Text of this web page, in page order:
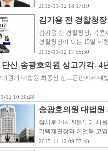
2015-11-12 18:17:10
김기용 전 경찰청
김기용 전 경찰청장, 북콘
경찰청장이 오는 15일 제
2015-11-12 17:55:50
단신-송광호의원 상고기각- 4
의원의 대법원 최종심 선고공판에서 대
12 10:30:28
송광호의원 대법원
잠시후 10시20분부터 서
기택재판장과 이언복,고
2015-11-12 09:57:48